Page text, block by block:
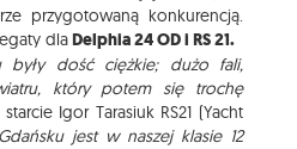
przygotowaną konkurencją.
dlaDelphia 24 OD i RS 21.
były dość ciężkie; dużo fali,
który potem się trochę
Igor Tarasiuk RS21 (Yacht
jest w naszej klasie 12